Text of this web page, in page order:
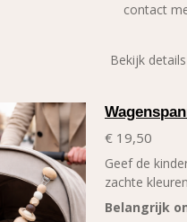
contact
Bekijk details
€ 19,50
Geef de
zachte
Belangrijk